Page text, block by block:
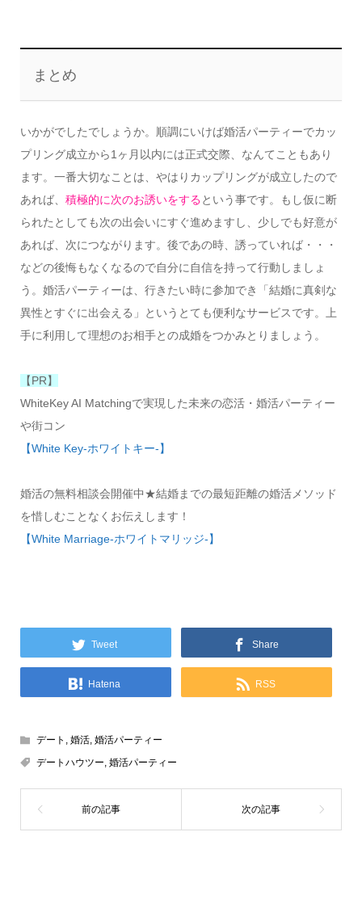
まとめ
いかがでしたでしょうか。順調にいけば婚活パーティーでカッ
プリング成立から1ヶ月以内には正式交際、なんてこともあり
ます。一番大切なことは、やはりカップリングが成立したので
あれば、 積極的に次のお誘いをするという事です。もし仮に断
られたとしても次の出会いにすぐ進めますし、少しでも好意が
あれば、次につながります。後であの時、誘っていれば・・・
などの後悔もなくなるので自分に自信を持って行動しましょ
う。婚活パーティーは、行きたい時に参加でき「結婚に真剣な
異性とすぐに出会える」というとても便利なサービスです。上
手に利用して理想のお相手との成婚をつかみとりましょう。
【PR】
WhiteKey AI Matchingで実現した未来の恋活・婚活パーティー
や街コン
【White Key-ホワイトキー-】
婚活の無料相談会開催中★結婚までの最短距離の婚活メソッド
を惜しむことなくお伝えします！
【White Marriage-ホワイトマリッジ-】
Tweet Share
Hatena RSS
デート , 婚活, 婚活パーティー
デートハウツー, 婚活パーティー